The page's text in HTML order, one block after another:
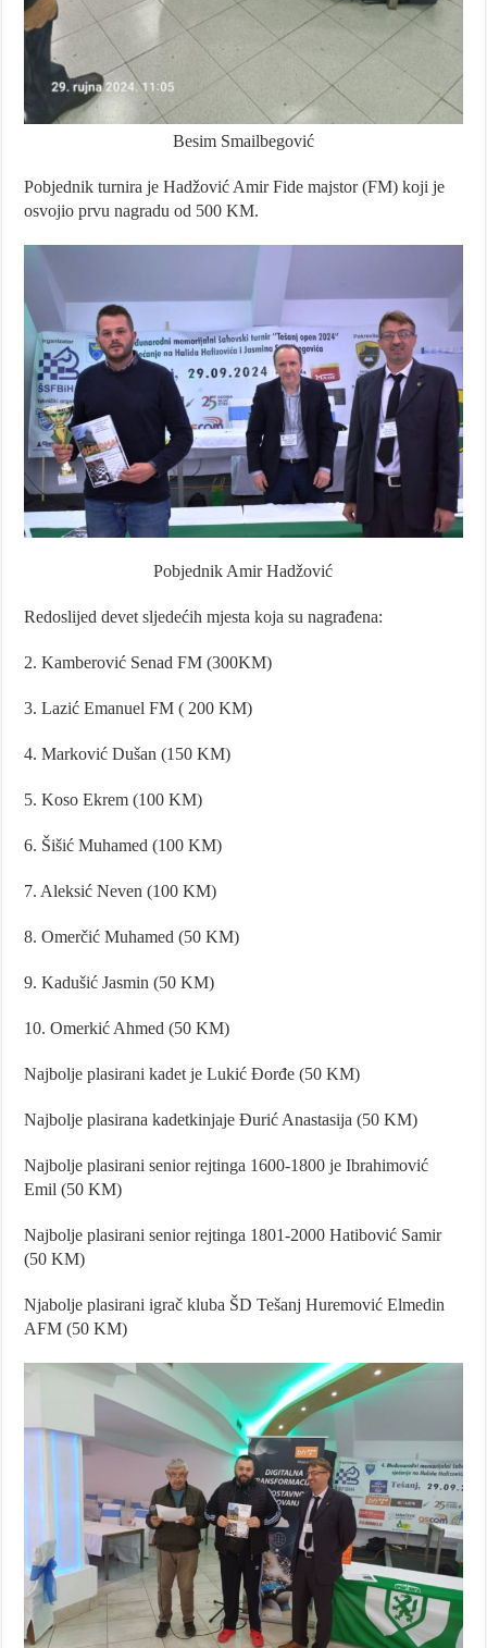
Besim Smailbegović
Pobjednik turnira je Hadžović Amir Fide majstor (FM) koji je
osvojio prvu nagradu od 500 KM.
Pobjednik Amir Hadžović
Redoslijed devet sljedećih mjesta koja su nagrađena:
2. Kamberović Senad FM (300KM)
3. Lazić Emanuel FM ( 200 KM)
4. Marković Dušan (150 KM)
5. Koso Ekrem (100 KM)
6. Šišić Muhamed (100 KM)
7. Aleksić Neven (100 KM)
8. Omerčić Muhamed (50 KM)
9. Kadušić Jasmin (50 KM)
10. Omerkić Ahmed (50 KM)
Najbolje plasirani kadet je Lukić Đorđe (50 KM)
Najbolje plasirana kadetkinjaje Đurić Anastasija (50 KM)
Najbolje plasirani senior rejtinga 1600-1800 je Ibrahimović
Emil (50 KM)
Najbolje plasirani senior rejtinga 1801-2000 Hatibović Samir
(50 KM)
Njabolje plasirani igrač kluba ŠD Tešanj Huremović Elmedin
AFM (50 KM)